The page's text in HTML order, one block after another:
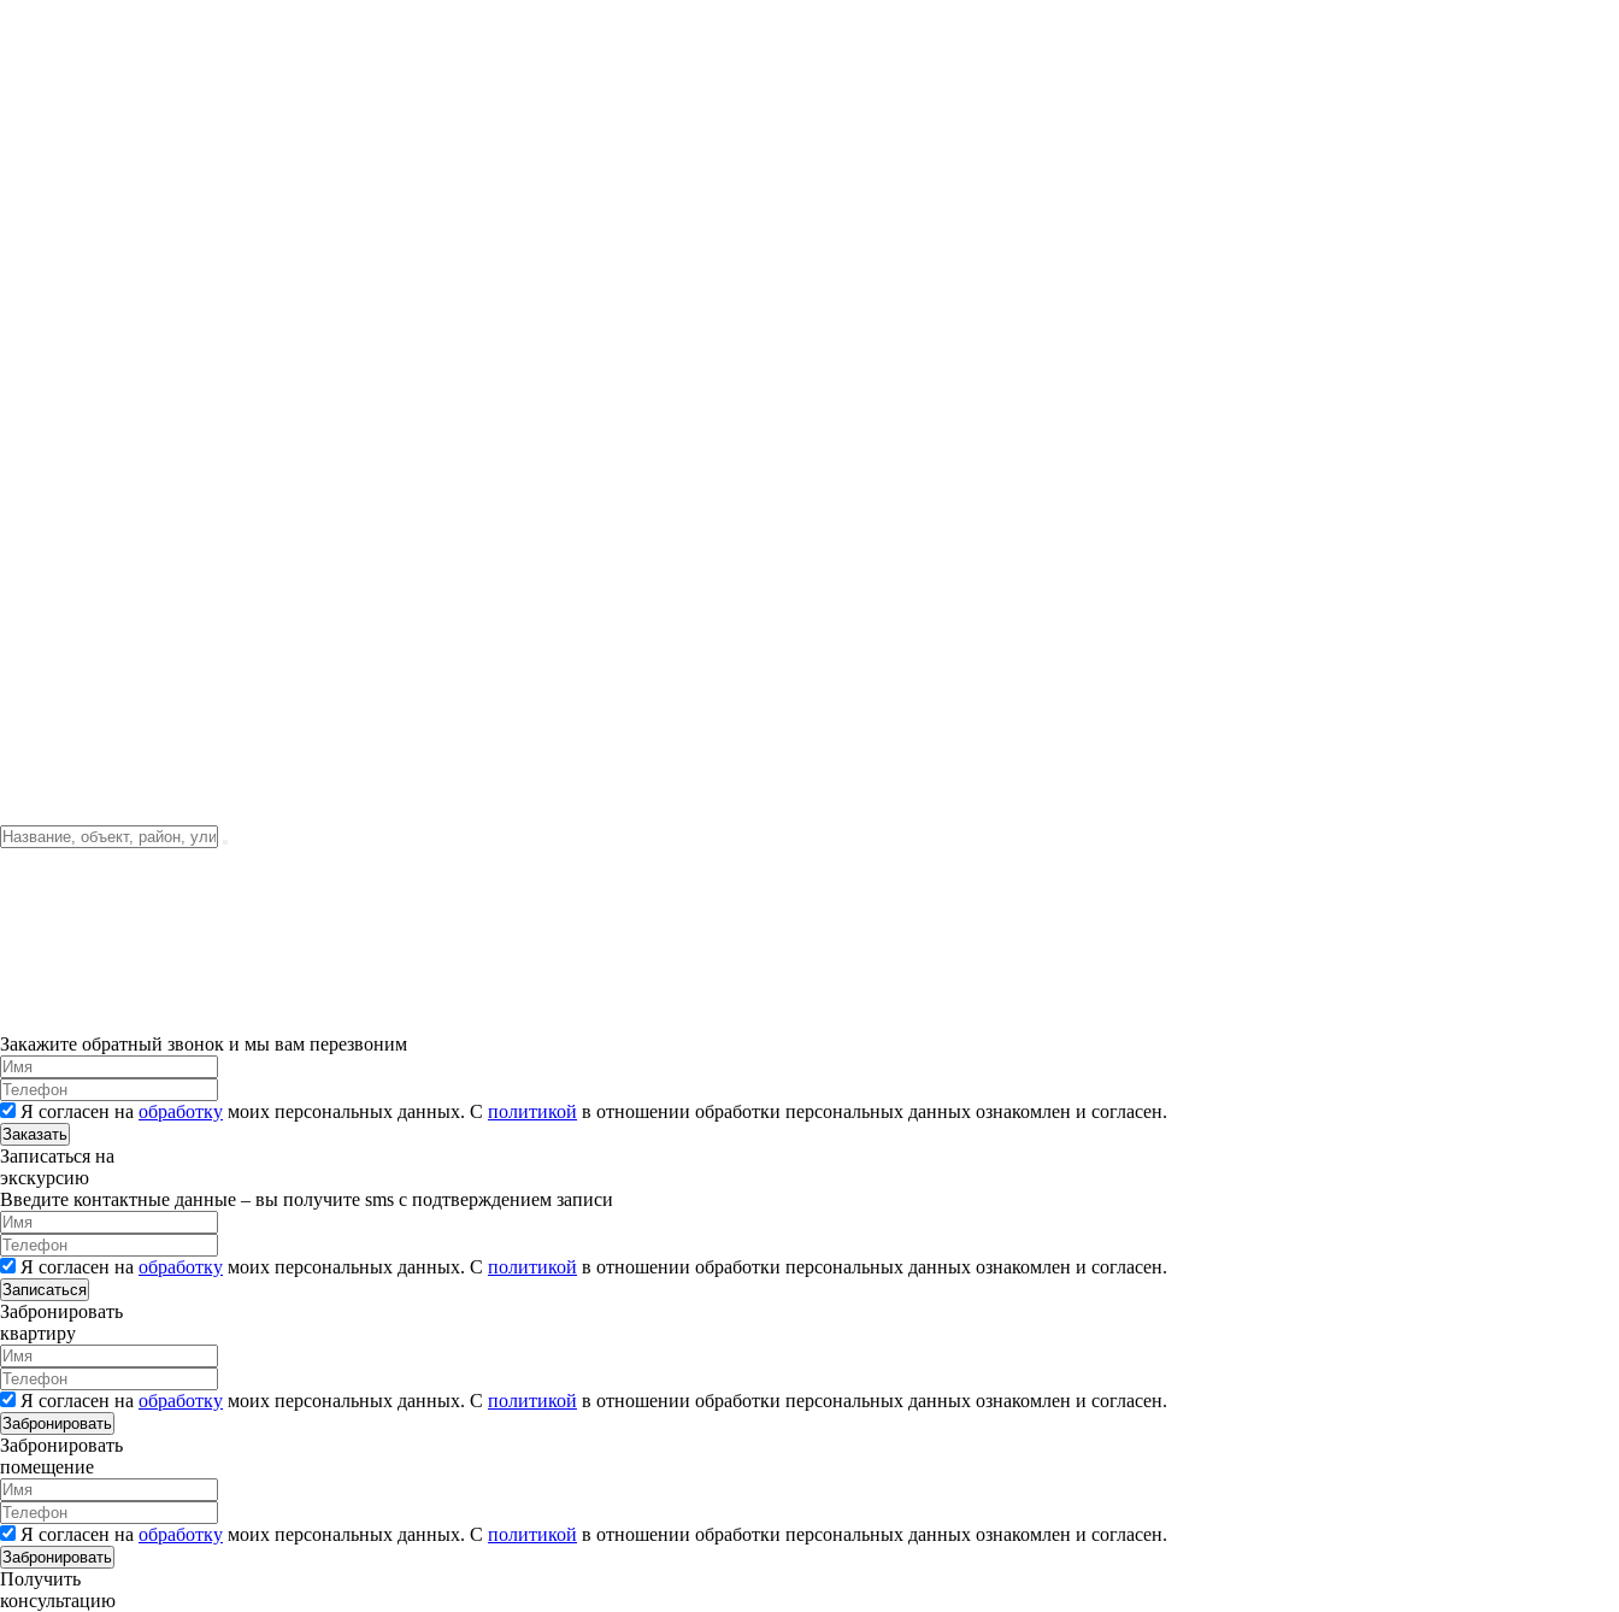
Закажите обратный звонок и мы вам перезвоним
Я согласен на обработку моих персональных данных. С политикой в отношении обработки персональных данных ознакомлен и согласен.
Заказать
Записаться на
экскурсию
Введите контактные данные – вы получите sms с подтверждением записи
Я согласен на обработку моих персональных данных. С политикой в отношении обработки персональных данных ознакомлен и согласен.
Записаться
Забронировать
квартиру
Я согласен на обработку моих персональных данных. С политикой в отношении обработки персональных данных ознакомлен и согласен.
Забронировать
Забронировать
помещение
Я согласен на обработку моих персональных данных. С политикой в отношении обработки персональных данных ознакомлен и согласен.
Забронировать
Получить
консультацию